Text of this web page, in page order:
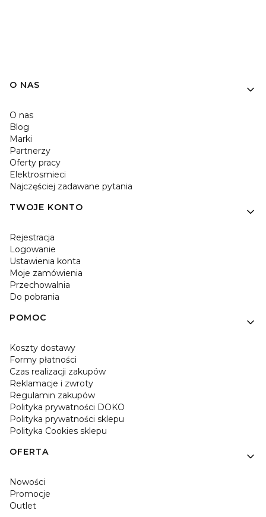
O NAS
O nas
Blog
Marki
Partnerzy
Oferty pracy
Elektrosmieci
Najczęściej zadawane pytania
TWOJE KONTO
Rejestracja
Logowanie
Ustawienia konta
Moje zamówienia
Przechowalnia
Do pobrania
POMOC
Koszty dostawy
Formy płatności
Czas realizacji zakupów
Reklamacje i zwroty
Regulamin zakupów
Polityka prywatności DOKO
Polityka prywatności sklepu
Polityka Cookies sklepu
OFERTA
Nowości
Promocje
Outlet